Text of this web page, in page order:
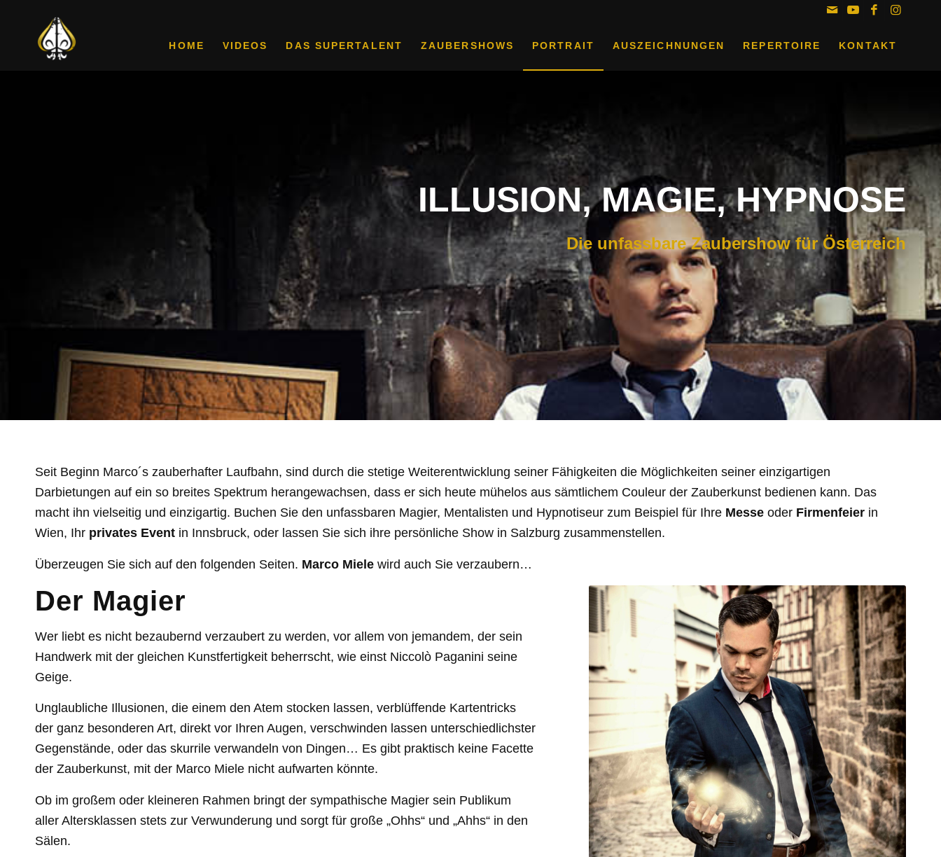
HOME VIDEOS DAS SUPERTALENT ZAUBERSHOWS PORTRAIT AUSZEICHNUNGEN REPERTOIRE KONTAKT
ILLUSION, MAGIE, HYPNOSE
Die unfassbare Zaubershow für Österreich
Seit Beginn Marco´s zauberhafter Laufbahn, sind durch die stetige Weiterentwicklung seiner Fähigkeiten die Möglichkeiten seiner einzigartigen
Darbietungen auf ein so breites Spektrum herangewachsen, dass er sich heute mühelos aus sämtlichem Couleur der Zauberkunst bedienen kann. Das
macht ihn vielseitig und einzigartig. Buchen Sie den unfassbaren Magier, Mentalisten und Hypnotiseur zum Beispiel für Ihre Messe oder Firmenfeier in
Wien, Ihr privates Event in Innsbruck, oder lassen Sie sich ihre persönliche Show in Salzburg zusammenstellen.
Überzeugen Sie sich auf den folgenden Seiten. Marco Miele wird auch Sie verzaubern…
Der Magier
Wer liebt es nicht bezaubernd verzaubert zu werden, vor allem von jemandem, der sein
Handwerk mit der gleichen Kunstfertigkeit beherrscht, wie einst Niccolò Paganini seine
Geige.
Unglaubliche Illusionen, die einem den Atem stocken lassen, verblüffende Kartentricks
der ganz besonderen Art, direkt vor Ihren Augen, verschwinden lassen unterschiedlichster
Gegenstände, oder das skurrile verwandeln von Dingen… Es gibt praktisch keine Facette
der Zauberkunst, mit der Marco Miele nicht aufwarten könnte.
Ob im großem oder kleineren Rahmen bringt der sympathische Magier sein Publikum
aller Altersklassen stets zur Verwunderung und sorgt für große „Ohhs“ und „Ahhs“ in den
Sälen.